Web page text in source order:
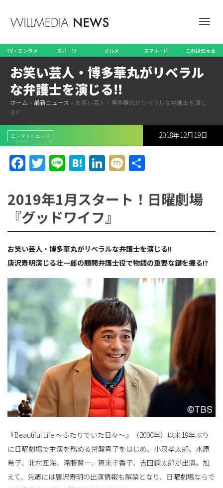
ゲ
ョ
り
替
TV・エンタメ スポーツ グルメ スマホ・IT これは使える
お笑い芸人・博多華丸がリベラル
な弁護士を演じる!!
ホーム » 最新ニュース » お笑い芸人・博多華丸がリベラルな弁護士を演じ
る!!
エンタメニュース 2018年12月19日
Facebook
Twitter
LineHatena
LinkedIn
Mixi
2019年1月スタート！日曜劇場
『グッドワイフ』
お笑い芸人・博多華丸がリベラルな弁護士を演じる!!
唐沢寿明演じる壮一郎の顧問弁護士役で物語の重要な鍵を握る!?
『Beautiful Life ～ふたりでいた日々～』（2000年）以来19年ぶり
に日曜劇場で主演を務める常盤貴子をはじめ、小泉孝太郎、水原
希子、北村匠海、滝藤賢一、賀来千香子、吉田鋼太郎が出演。加
えて、先週には唐沢寿明の出演情報も解禁となり、日曜劇場ならで